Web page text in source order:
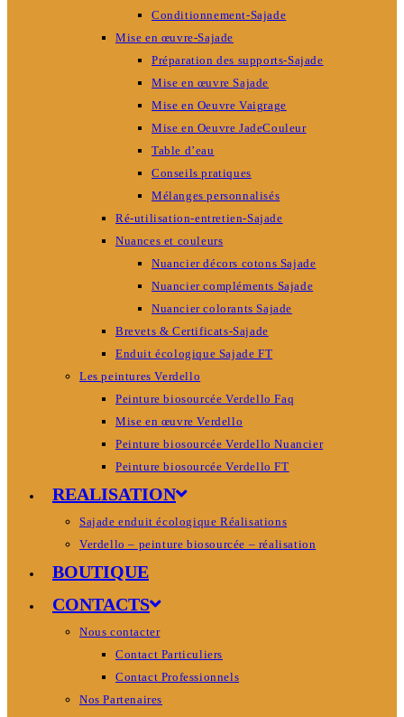
Conditionnement-Sajade
Mise en œuvre-Sajade
Préparation des supports-Sajade
Mise en œuvre Sajade
Mise en Oeuvre Vaigrage
Mise en Oeuvre JadeCouleur
Table d’eau
Conseils pratiques
Mélanges personnalisés
Ré-utilisation-entretien-Sajade
Nuances et couleurs
Nuancier décors cotons Sajade
Nuancier compléments Sajade
Nuancier colorants Sajade
Brevets & Certificats-Sajade
Enduit écologique Sajade FT
Les peintures Verdello
Peinture biosourcée Verdello Faq
Mise en œuvre Verdello
Peinture biosourcée Verdello Nuancier
Peinture biosourcée Verdello FT
REALISATION
Sajade enduit écologique Réalisations
Verdello – peinture biosourcée – réalisation
BOUTIQUE
CONTACTS
Nous contacter
Contact Particuliers
Contact Professionnels
Nos Partenaires